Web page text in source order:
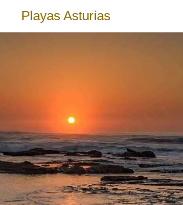
Playas Asturias